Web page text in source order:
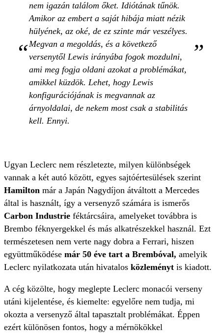
nem igazán találom őket. Idiótának tűnök.
Amikor az embert a saját hibája miatt nézik
hülyének, az oké, de ez szinte már veszélyes.
Megvan a megoldás, és a következő
versenytől Lewis irányába fogok mozdulni,
ami meg fogja oldani azokat a problémákat,
amikkel küzdök. Lehet, hogy Lewis
konfigurációjának is megvannak az
árnyoldalai, de nekem most csak a stabilitás
kell. Ennyi.
Ugyan Leclerc nem részletezte, milyen különbségek
vannak a két autó között, egyes sajtóértesülések szerint
Hamilton már a Japán Nagydíjon átváltott a Mercedes
által is használt, így a versenyző számára is ismerős
Carbon Industrie féktárcsáira, amelyeket továbbra is
Brembo féknyergekkel és más alkatrészekkel használ. Ezt
természetesen nem verte nagy dobra a Ferrari, hiszen
együttműködése már 50 éve tart a Brembóval, amelyik
Leclerc nyilatkozata után hivatalos közleményt is kiadott.
A cég közölte, hogy meglepte Leclerc monacói verseny
utáni kijelentése, és kiemelte: egyelőre nem tudja, mi
okozta a versenyző által tapasztalt problémákat. Éppen
ezért különösen fontos, hogy a mérnökökkel